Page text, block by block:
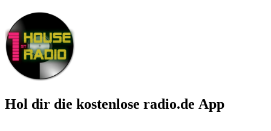
Hol dir die kostenlose radio.de App